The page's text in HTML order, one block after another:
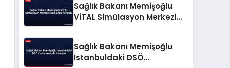
Sağlık Bakanı Memişoğlu
VİTAL Simülasyon Merkezi
Sağlık Bakanı Memişoğlu
İstanbuldaki DSÖ